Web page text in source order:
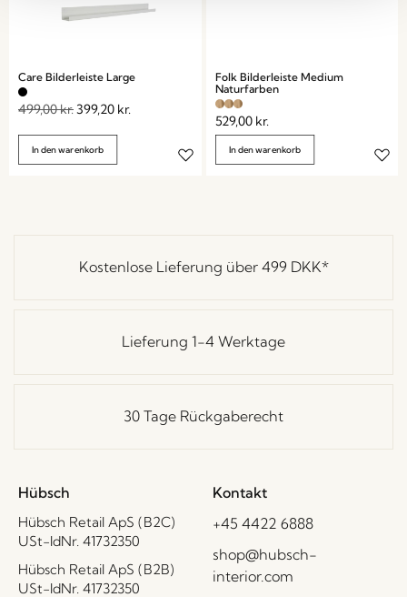
Care Bilderleiste Large
499,00kr.399,20 kr.
In den warenkorb
Folk Bilderleiste Medium
Naturfarben
529,00 kr.
In den warenkorb
Kostenlose Lieferung über 499 DKK*
Lieferung 1-4 Werktage
30 Tage Rückgaberecht
Hübsch
Hübsch Retail ApS (B2C)
USt-IdNr. 41732350
Hübsch Retail ApS (B2B)
USt-IdNr. 41732350
Kontakt
+45 4422 6888
shop@hubsch-
interior.com